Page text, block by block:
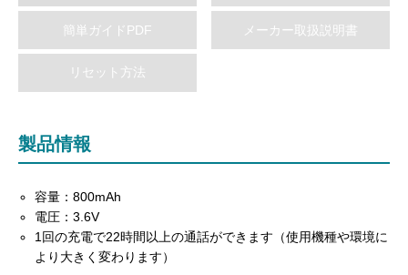
簡単ガイドPDF メーカー取扱説明書
リセット方法
製品情報
容量：800mAh
電圧：3.6V
1回の充電で22時間以上の通話ができます（使用機種や環境に
より大きく変わります）